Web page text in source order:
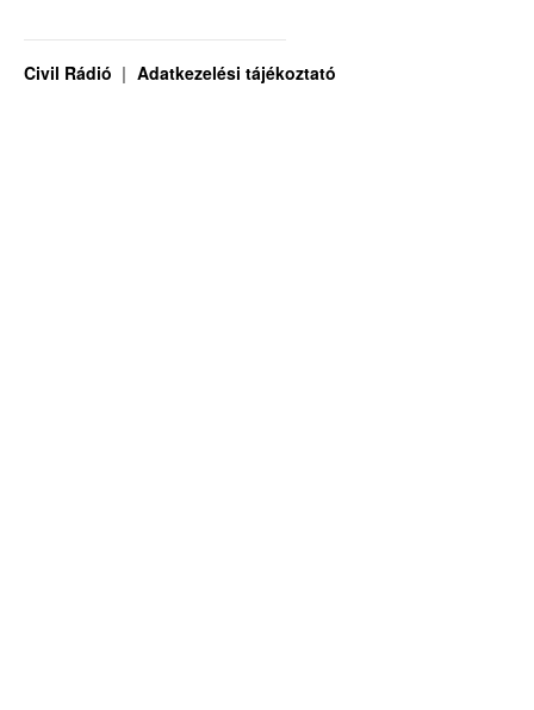
Civil Rádió Adatkezelési tájékoztató